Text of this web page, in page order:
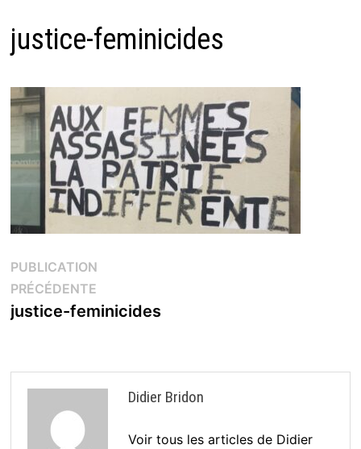
justice-feminicides
Navigation
de
PUBLICATION
PRÉCÉDENTEPublication
précédente :
justice-feminicides
Didier Bridon
Voir tous les articles de Didier